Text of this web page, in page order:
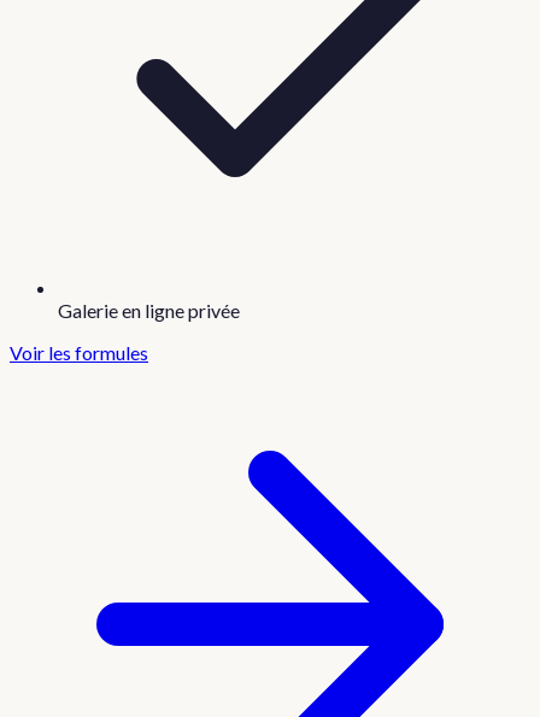
Galerie en ligne privée
Voir les formules